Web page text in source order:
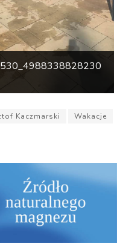
Kaczmarski
Wakacje